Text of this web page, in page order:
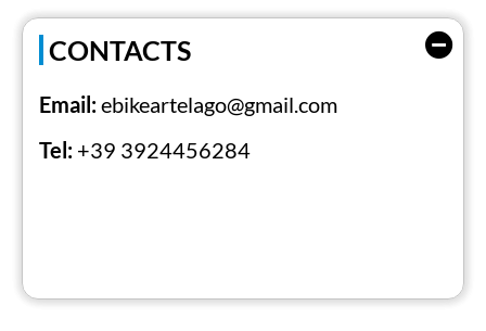
CONTACTS
Email:ebikeartelago@gmail.com
Tel: +39 3924456284